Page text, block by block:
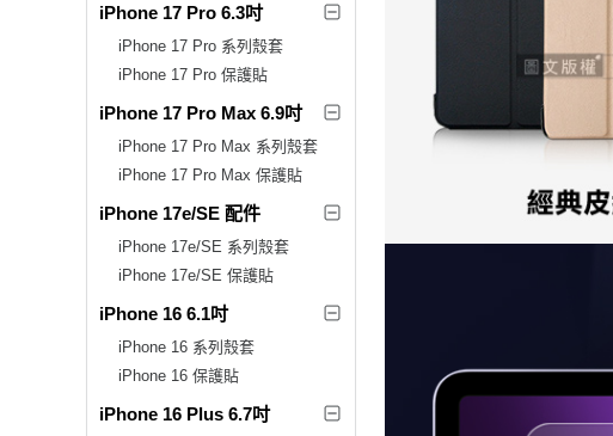
iPhone 17 Pro 6.3吋
iPhone 17 Pro 系列殼套
iPhone 17 Pro 保護貼
iPhone 17 Pro Max 6.9吋
iPhone 17 Pro Max 系列殼套
iPhone 17 Pro Max 保護貼
iPhone 17e/SE 配件
iPhone 17e/SE 系列殼套
iPhone 17e/SE 保護貼
iPhone 16 6.1吋
iPhone 16 系列殼套
iPhone 16 保護貼
iPhone 16 Plus 6.7吋